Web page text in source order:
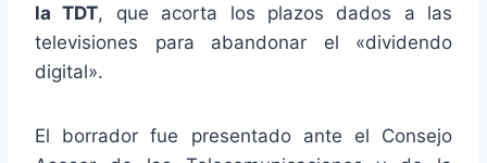
la TDT, que acorta los plazos dados a las
televisiones para abandonar el «dividendo
digital».
El borrador fue presentado ante el Consejo